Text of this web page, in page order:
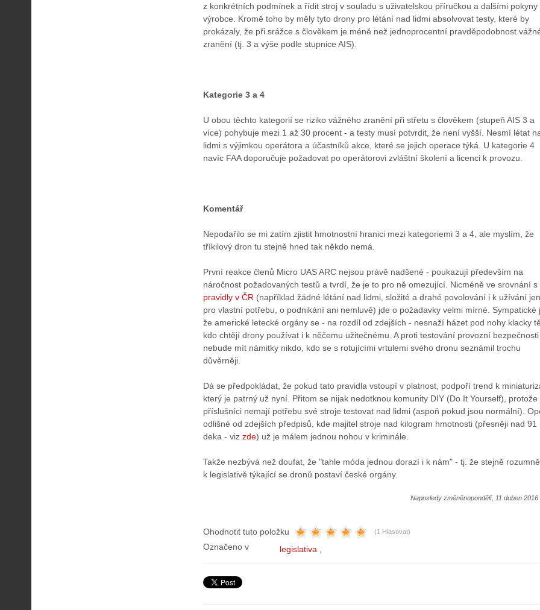
z konkrétních podmínek a řídit stroj v souladu s uživatelskou příručkou a dalšími pokyny
výrobce. Kromě toho by měly tyto drony pro létání nad lidmi absolvovat testy, které by
prokázaly, že při srážce s člověkem je méně než jednoprocentní pravděpodobnost
zranění (tj. 3 a výše podle stupnice AIS).
Kategorie 3 a 4
U obou těchto kategorií se riziko vážného zranění při střetu s člověkem (stupeň AIS 3 a
více) pohybuje mezi 1 až 30 procent - a testy musí potvrdit, že není vyšší. Nesmí létat
lidmi s výjimkou operátora a účastníků akce, které se jejich operace týká. U kategorie 4
navíc FAA doporučuje požadovat po operátorovi zvláštní školení a licenci k provozu.
Komentář
Nepodařilo se mi zatím zjistit hmotnostní hranici mezi kategoriemi 3 a 4, ale myslím, že
tříkilový dron tu stejně hned tak někdo nemá.
První reakce členů Micro UAS ARC nejsou právě nadšené - poukazují především na
náročnost požadovaných testů a tvrdí, že je to pro ně omezující. Nicméně ve srovnání s
pravidly v ČR (například žádné létání nad lidmi, složité a drahé povolování i k užívání jen
pro vlastní potřebu, o podnikání ani nemluvě) jde o požadavky velmi mírné. Sympatické
že americké letecké orgány se - na rozdíl od zdejších - nesnaží házet pod nohy klacky
kdo chtějí drony používat i k něčemu užitečnému. A proti testování provozní
nebude mít námitky nikdo, kdo se s rotujícími vrtulemi svého dronu seznámil trochu
důvěrněji.
Dá se předpokládat, že pokud tato pravidla vstoupí v platnost, podpoří trend k
který je patrný už nyní. Přitom se nijak nedotknou komunity DIY (Do It Yourself), protože
příslušníci nemají potřebu své stroje testovat nad lidmi (aspoň pokud jsou normální).
odlišné od zdejších předpisů, kde majitel stroje nad kilogram hmotnosti (přesněji nad 91
deka - viz zde) už je málem jednou nohou v kriminále.
Takže nezbývá než doufat, že "tahle móda jednou dorazí i k nám" - tj. že stejně
k legislativě týkající se dronů postaví české orgány.
Naposledy změněnopondělí, 11 duben 2016
Ohodnotit tuto položku (1 Hlasovat)
Označeno v legislativa